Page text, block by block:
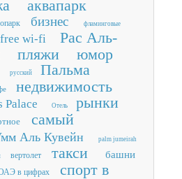
аквапарк
бизнес фламинговые
free wi-fi
Рас Аль-
пляжи
юмор
русский
Пальма
недвижимость
Palace Отель рынки
самый
Аль Кувейн palm jumeirah
вертолет такси
башни
в цифрах
спорт в